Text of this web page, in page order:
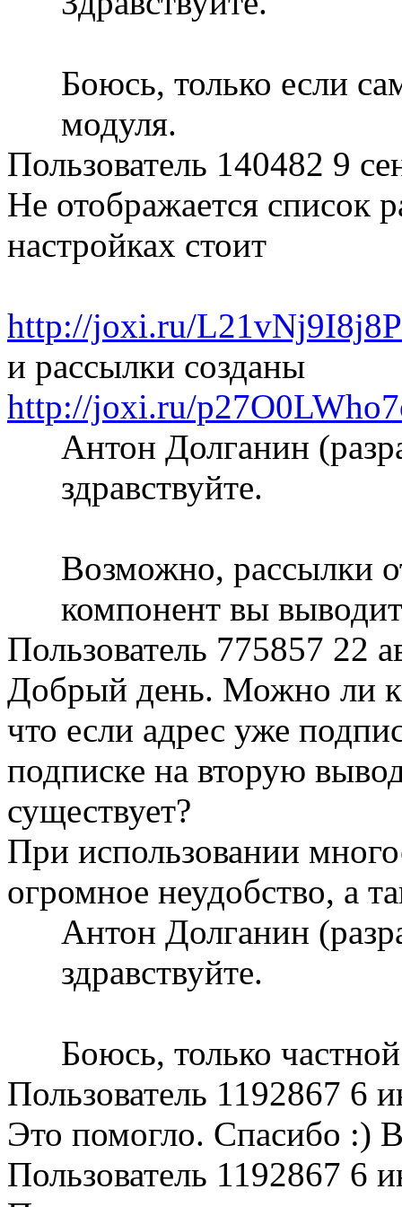
Боюсь, только если
модуля.
Пользователь 140482 9
Не отображается список
настройках стоит
http://joxi.ru/
и рассылки созданы
http://joxi.ru/
Антон Долганин
здравствуйте.
Возможно, рассылки
компонент вы
Пользователь 775857 22
Добрый день. Можно ли
что если адрес уже
подписке на вторую
существует?
При использовании
огромное неудобство, а
Антон Долганин
здравствуйте.
Боюсь, только
Пользователь 1192867 6
Это помогло. Спасибо :)
Пользователь 1192867 6